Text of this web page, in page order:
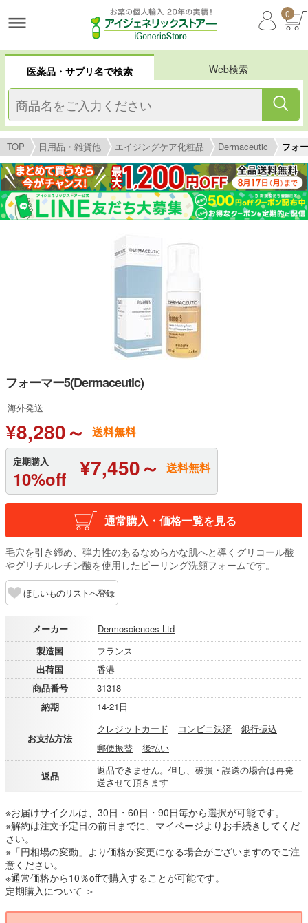
0
医薬品・サプリ名で検索 Web検索
TOP 日用品・雑貨他 エイジングケア化粧品 Dermaceutic フォ
フォーマー5(Dermaceutic)
海外発送
¥8,280～ 送料無料
定期購入
10%off ¥7,450～ 送料無料
通常購入・価格一覧を見る
毛穴を引き締め、弾力性のあるなめらかな肌へと導くグリコール酸
やグリチルレチン酸を使用したピーリング洗顔フォームです。
ほしいものリストへ登録
メーカー
Dermosciences Ltd
製造国
フランス
出荷国
香港
商品番号
31318
納期
14-21日
お支払方法
クレジットカード コンビニ決済
銀行振込
郵便振替
後払い
返品
返品できません。但し、破損・誤送の場合は再発
送させて頂きます
※お届けサイクルは、30日・60日・90日毎から選択が可能です。
※解約は注文予定日の前日までに、マイページよりお手続きしてくだ
さい。
※「円相場の変動」より価格が変更になる場合がございますのでご注
意ください。
※通常価格から10％offで購入することが可能です。
定期購入について ＞